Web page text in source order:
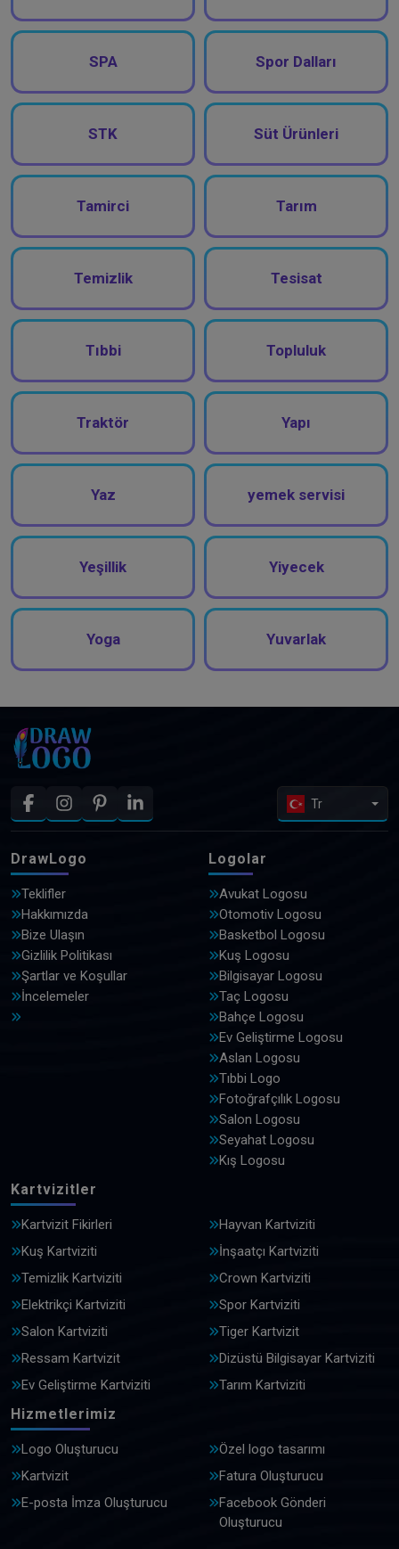
SPA Spor Dalları
STK Süt Ürünleri
Tamirci Tarım
Temizlik Tesisat
Tıbbi Topluluk
Traktör Yapı
Yaz yemek servisi
Yeşillik Yiyecek
Yoga Yuvarlak
Tr
DrawLogo
Teklifler
Hakkımızda
Bize Ulaşın
Gizlilik Politikası
Şartlar ve Koşullar
İncelemeler
Logolar
Avukat Logosu
Otomotiv Logosu
Basketbol Logosu
Kuş Logosu
Bilgisayar Logosu
Taç Logosu
Bahçe Logosu
Ev Geliştirme Logosu
Aslan Logosu
Tıbbi Logo
Fotoğrafçılık Logosu
Salon Logosu
Seyahat Logosu
Kış Logosu
Kartvizitler
Kartvizit Fikirleri
Hayvan Kartviziti
Kuş Kartviziti
İnşaatçı Kartviziti
Temizlik Kartviziti
Crown Kartviziti
Elektrikçi Kartviziti
Spor Kartviziti
Salon Kartviziti
Tiger Kartvizit
Ressam Kartvizit
Dizüstü Bilgisayar Kartviziti
Ev Geliştirme Kartviziti
Tarım Kartviziti
Hizmetlerimiz
Logo Oluşturucu
Özel logo tasarımı
Kartvizit
Fatura Oluşturucu
E-posta İmza Oluşturucu
Facebook Gönderi
Oluşturucu